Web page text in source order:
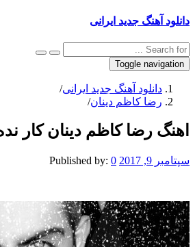
جدید ایرانی
Toggle
آهنگ جدید ایرانی/
کاظم دینان/
کاظم دینان کار نده
Published by: